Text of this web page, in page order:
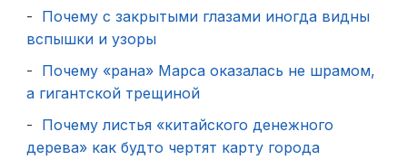
Почему с закрытыми глазами иногда видны
вспышки и узоры
Почему «рана» Марса оказалась не шрамом,
а гигантской трещиной
Почему листья «китайского денежного
дерева» как будто чертят карту города